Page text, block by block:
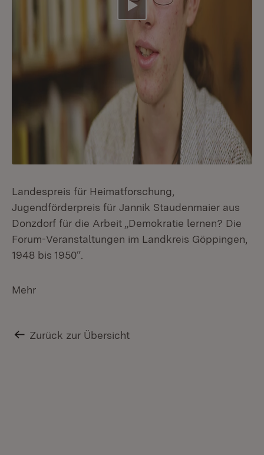
Video abspielen
Landespreis für Heimatforschung,
Jugendförderpreis für Jannik Staudenmaier aus
Donzdorf für die Arbeit „Demokratie lernen? Die
Forum-Veranstaltungen im Landkreis Göppingen,
1948 bis 1950“.
Mehr
Zurück zur Übersicht